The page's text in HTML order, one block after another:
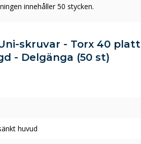
innehåller 50 stycken.
skruvar - Torx 40 platt
- Delgänga (50 st)
huvud